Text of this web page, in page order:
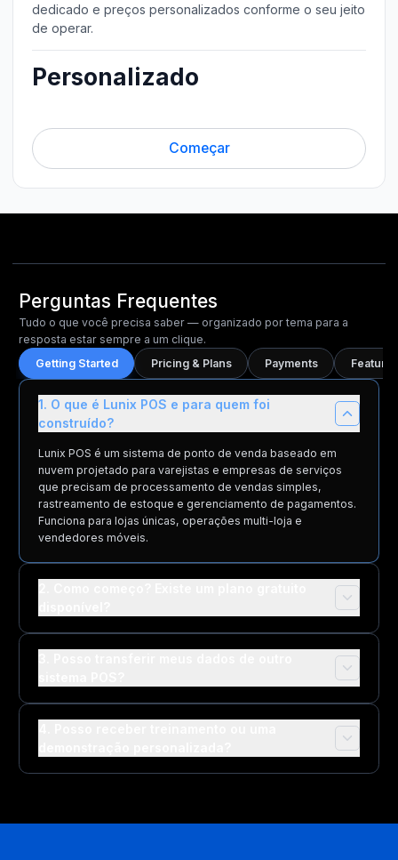
dedicado e preços personalizados conforme o seu jeito
de operar.
Personalizado
Começar
Perguntas Frequentes
Tudo o que você precisa saber — organizado por tema para a
resposta estar sempre a um clique.
Getting Started
Pricing & Plans Payments
1. O que é Lunix POS e para quem foi
construído?
Lunix POS é um sistema de ponto de venda baseado em
nuvem projetado para varejistas e empresas de serviços
que precisam de processamento de vendas simples,
rastreamento de estoque e gerenciamento de pagamentos.
Funciona para lojas únicas, operações multi-loja e
vendedores móveis.